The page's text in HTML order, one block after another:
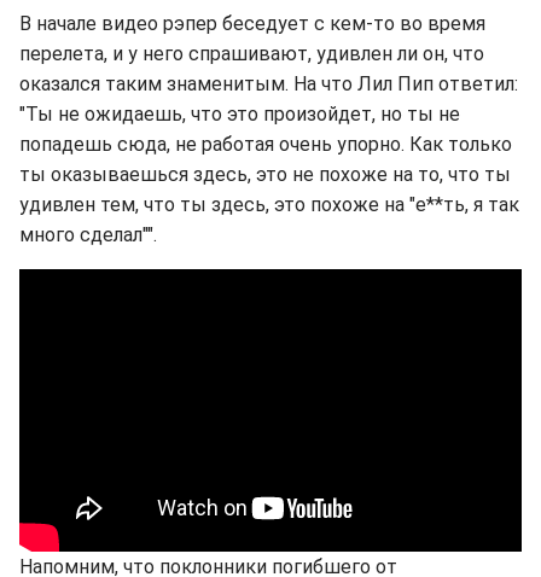
В начале видео рэпер беседует с кем-то во время
перелета, и у него спрашивают, удивлен ли он, что
оказался таким знаменитым. На что Лил Пип ответил:
"Ты не ожидаешь, что это произойдет, но ты не
попадешь сюда, не работая очень упорно. Как только
ты оказываешься здесь, это не похоже на то, что ты
удивлен тем, что ты здесь, это похоже на "е**ть, я так
много сделал"".
Напомним, что поклонники погибшего от